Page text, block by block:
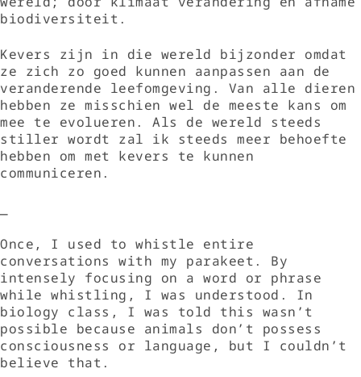
biodiversiteit.
Kevers zijn in die wereld bijzonder omdat
ze zich zo goed kunnen aanpassen aan de
veranderende leefomgeving. Van alle dieren
hebben ze misschien wel de meeste kans om
mee te evolueren. Als de wereld steeds
stiller wordt zal ik steeds meer behoefte
hebben om met kevers te kunnen
communiceren.
Once, I used to whistle entire
conversations with my parakeet. By
intensely focusing on a word or phrase
while whistling, I was understood. In
biology class, I was told this wasn’t
possible because animals don’t possess
consciousness or language, but I couldn’t
believe that.